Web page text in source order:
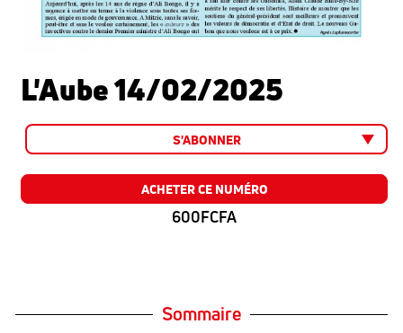
L'Aube 14/02/2025
S'ABONNER
ACHETER CE NUMÉRO
600FCFA
Sommaire